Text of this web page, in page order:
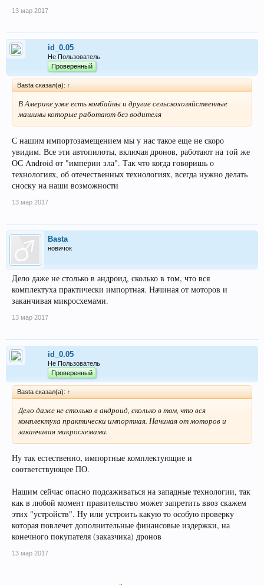
13 мар 2017
id_0.05
Не Пользователь
Проверенный
Basta сказал(а): ↑
В Америке уже есть комбайны и другие сельскохозяйственные
машины которые работают без водителя
С нашим импортозамещением мы у нас такое еще не скоро
увидим. Все эти автопилоты, включая дронов, работают на той же
ОС Android от "империи зла". Так что когда говоришь о
технологиях, об отечественных технологиях, всегда нужно делать
сноску на наши возможности
13 мар 2017
Basta
новичок
Дело даже не столько в андроид, сколько в том, что вся
комплектуха практически импортная. Начиная от моторов и
заканчивая микросхемами.
13 мар 2017
id_0.05
Не Пользователь
Проверенный
Basta сказал(а): ↑
Дело даже не столько в андроид, сколько в том, что вся
комплектуха практически импортная. Начиная от моторов и
заканчивая микросхемами.
Ну так естественно, импортные комплектующие и
соответствующее ПО.
Нашим сейчас опасно подсаживаться на западные технологии, так
как в любой момент правительство может запретить ввоз скажем
этих "устройств". Ну или устроить какую то особую проверку
которая повлечет дополнительные финансовые издержки, на
конечного покупателя (заказчика) дронов
13 мар 2017